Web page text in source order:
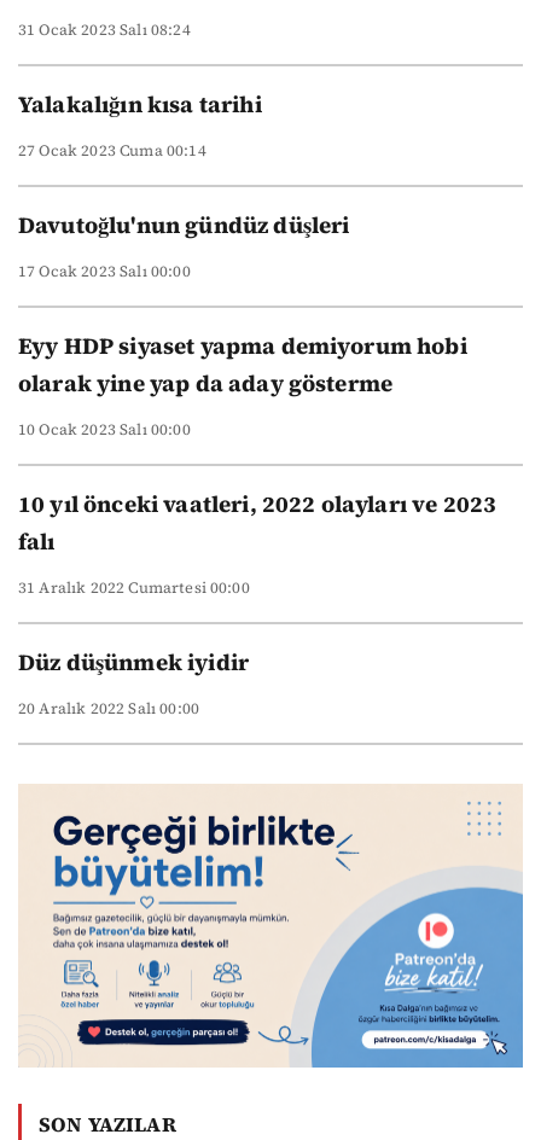
31 Ocak 2023 Salı 08:24
Yalakalığın kısa tarihi
27 Ocak 2023 Cuma 00:14
Davutoğlu'nun gündüz düşleri
17 Ocak 2023 Salı 00:00
Eyy HDP siyaset yapma demiyorum hobi
olarak yine yap da aday gösterme
10 Ocak 2023 Salı 00:00
10 yıl önceki vaatleri, 2022 olayları ve 2023
falı
31 Aralık 2022 Cumartesi 00:00
Düz düşünmek iyidir
20 Aralık 2022 Salı 00:00
SON YAZILAR